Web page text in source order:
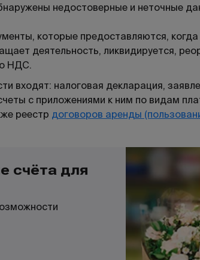
недостоверные и неточные
которые предоставляются, когда
деятельность, ликвидируется,
НДС.
входят: налоговая декларация,
с приложениями к ним по видам
реестр договоров аренды
счёта для